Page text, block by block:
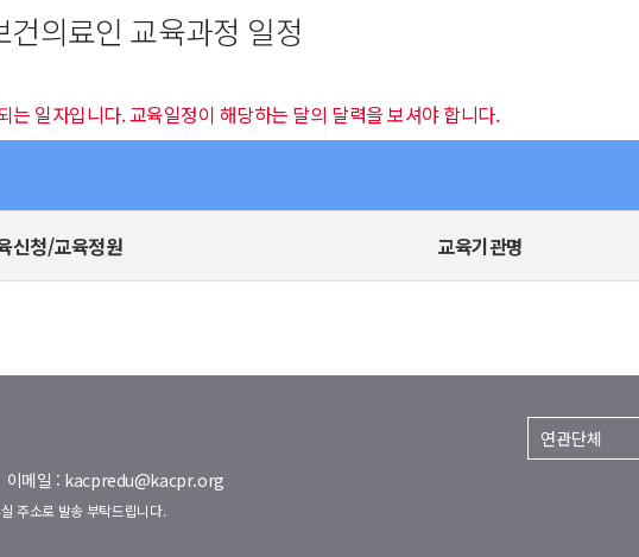
건의료인 교육과정 일정
일자입니다. 교육일정이 해당하는 달의 달력을 보셔야 합니다.
신청/교육정원 교육기관명
이메일 : kacpredu@kacpr.org
주소로 발송 부탁드립니다.